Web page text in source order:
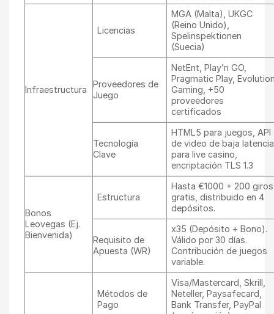
Infraestructura
Licencias
MGA (Malta), UKGC
(Reino Unido),
Spelinspektionen
(Suecia)
Proveedores de
Juego
NetEnt, Play’n GO,
Pragmatic Play,
Gaming, +50
proveedores
certificados
Tecnología
Clave
HTML5 para juegos, API
de video de baja latencia
para live casino,
encriptación TLS 1.3
Bonos
Leovegas (Ej.
Bienvenida)
Estructura
Hasta €1000 + 200 giros
gratis, distribuido en 4
depósitos.
Requisito de
Apuesta (WR)
x35 (Depósito + Bono).
Válido por 30 días.
Contribución de juegos
variable.
Métodos de
Pago
Visa/Mastercard, Skrill,
Neteller, Paysafecard,
Bank Transfer, PayPal